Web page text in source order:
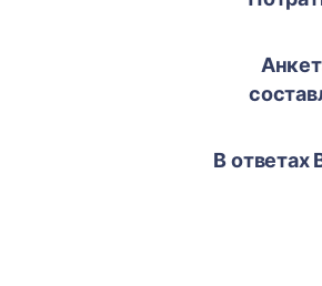
В ответах